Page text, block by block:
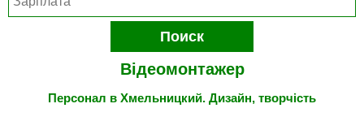
Поиск
Відеомонтажер
Персонал в Хмельницкий. Дизайн, творчість